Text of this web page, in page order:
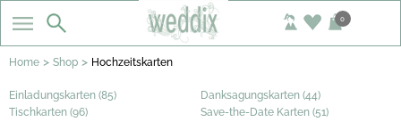
0
Home > Shop > Hochzeitskarten
Einladungskarten (85)
Danksagungskarten (44)
Tischkarten (96)
Save-the-Date Karten (51)